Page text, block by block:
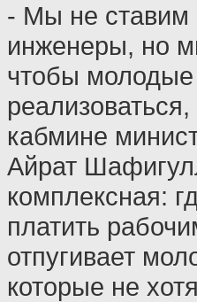
- Мы не ставим
инженеры, но
чтобы
кабмине
Айрат
комплексная:
платить
отпугивает
которые не